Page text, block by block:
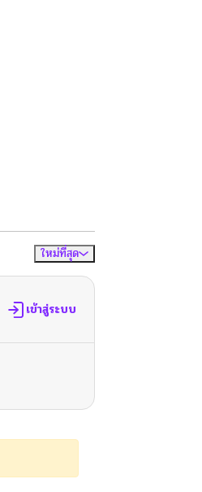
ใหม่ที่สุด
เข้าสู่ระบบ